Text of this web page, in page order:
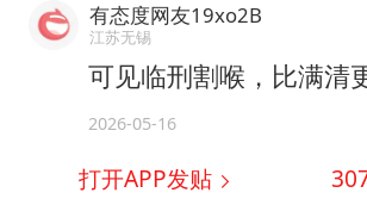
有态度网友19xo2B
江苏无锡
可见临刑割喉，比满清
2026-05-16
打开APP发贴